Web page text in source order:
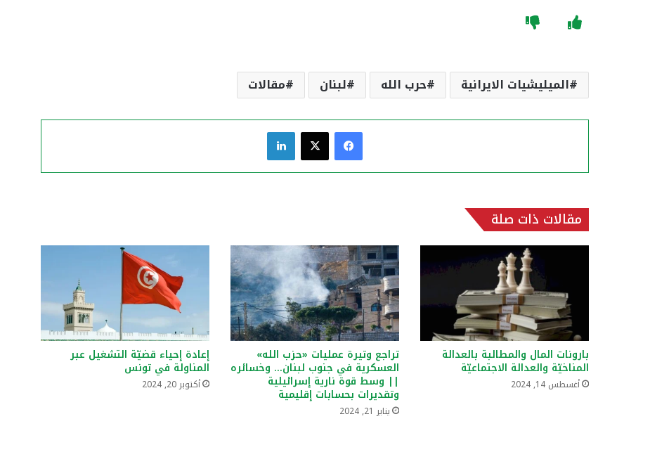
الميليشيات الايرانية حرب الله لبنان مقالات
فيسبوك
مقالات ذات صلة
بارونات المال والمطالبة بالعدالة
المناخيّة والعدالة الاجتماعيّة
أغسطس 14, 2024
تراجع وتيرة عمليات «حزب الله»
العسكرية في جنوب لبنان… وخسائره
|| وسط قوة نارية إسرائيلية
وتقديرات بحسابات إقليمية
يناير 21, 2024
إعادة إحياء قضيّة التشغيل عبر
المناولة في تونس
أكتوبر 20, 2024